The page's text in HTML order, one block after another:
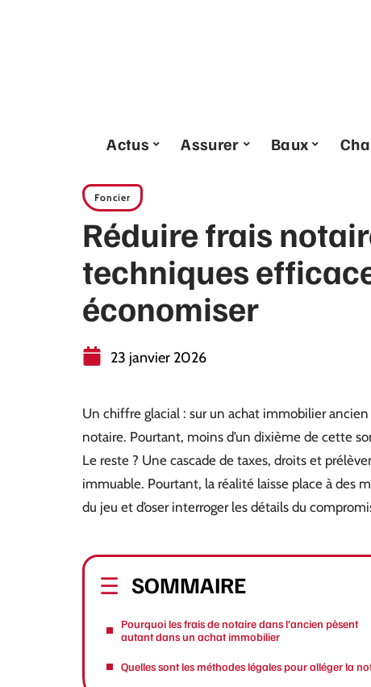
Actus Assurer Baux
Foncier
Réduire frais
techniques
économiser
23 janvier 2026
Un chiffre glacial : sur un achat immobilier
notaire. Pourtant, moins d’un dixième de cette
Le reste ? Une cascade de taxes, droits et
immuable. Pourtant, la réalité laisse place à des
du jeu et d’oser interroger les détails du
SOMMAIRE
Pourquoi les frais de notaire dans l’ancien pèsent
autant dans un achat immobilier
Quelles sont les méthodes légales pour alléger la